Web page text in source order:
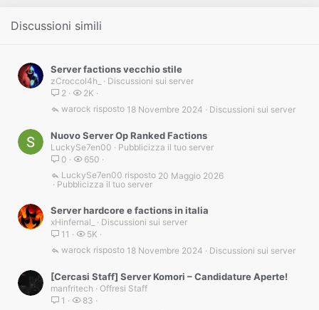
Discussioni simili
Server factions vecchio stile
zCroccol4h_
Discussioni sui server
2
2K
Discussioni sui server
18 Novembre 2024
warock
Nuovo Server Op Ranked Factions
LuckySe7en00
Pubblicizza il tuo server
0
650
Pubblicizza il tuo server
20 Maggio 2026
LuckySe7en00
Server hardcore e factions in italia
xHinfernal_
Discussioni sui server
11
5K
Discussioni sui server
18 Novembre 2024
warock
[Cercasi Staff] Server Komori – Candidature Aperte!
manfritech
Offresi Staff
1
83